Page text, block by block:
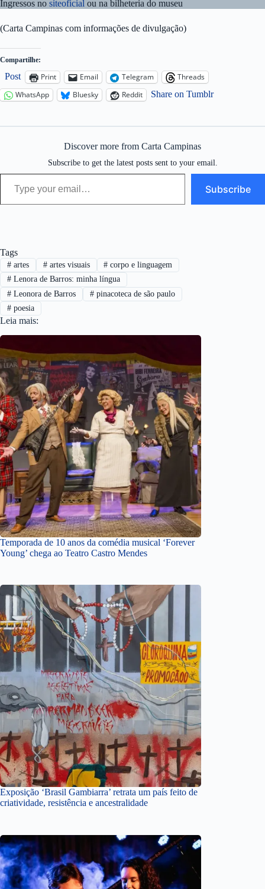
Ingressos no siteoficial ou na bilheteria do museu
(Carta Campinas com informações de divulgação)
Compartilhe:
Post Print Email Telegram
Threads
WhatsApp
Bluesky Reddit Share on Tumblr
Discover more from Carta Campinas
Subscribe to get the latest posts sent to your email.
Type your email…
Subscribe
Tags
#artes #artes visuais # corpo e linguagem
#Lenora de Barros: minha língua
#Leonora de Barros #pinacoteca de são paulo
#poesia
Leia mais:
Temporada de 10 anos da comédia musical ‘Forever
Young’ chega ao Teatro Castro Mendes
Exposição ‘Brasil Gambiarra’ retrata um país feito de
criatividade, resistência e ancestralidade